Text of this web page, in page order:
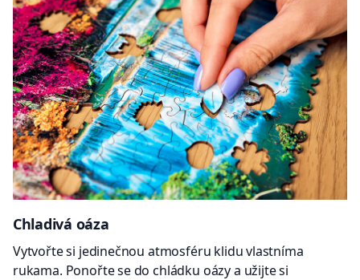
Chladivá oáza
Vytvořte si jedinečnou atmosféru klidu vlastníma
rukama. Ponořte se do chládku oázy a užijte si